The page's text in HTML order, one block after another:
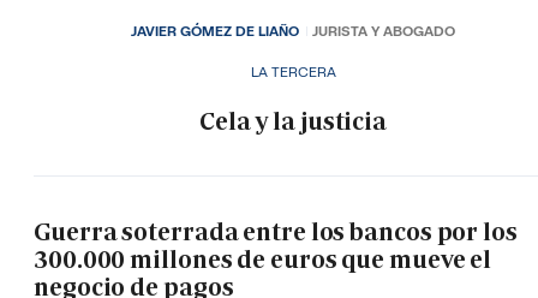
LA TERCERA
Cela y la justicia
JAVIER GÓMEZ DE LIAÑO JURISTA Y ABOGADO
Guerra soterrada entre los bancos por los
300.000 millones de euros que mueve el
negocio de pagos